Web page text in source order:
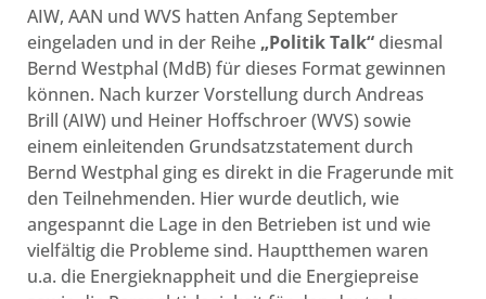
AIW, AAN und WVS hatten Anfang September
eingeladen und in der Reihe „Politik Talk“ diesmal
Bernd Westphal (MdB) für dieses Format gewinnen
können. Nach kurzer Vorstellung durch Andreas
Brill (AIW) und Heiner Hoffschroer (WVS) sowie
einem einleitenden Grundsatzstatement durch
Bernd Westphal ging es direkt in die Fragerunde mit
den Teilnehmenden. Hier wurde deutlich, wie
angespannt die Lage in den Betrieben ist und wie
vielfältig die Probleme sind. Hauptthemen waren
u.a. die Energieknappheit und die Energiepreise